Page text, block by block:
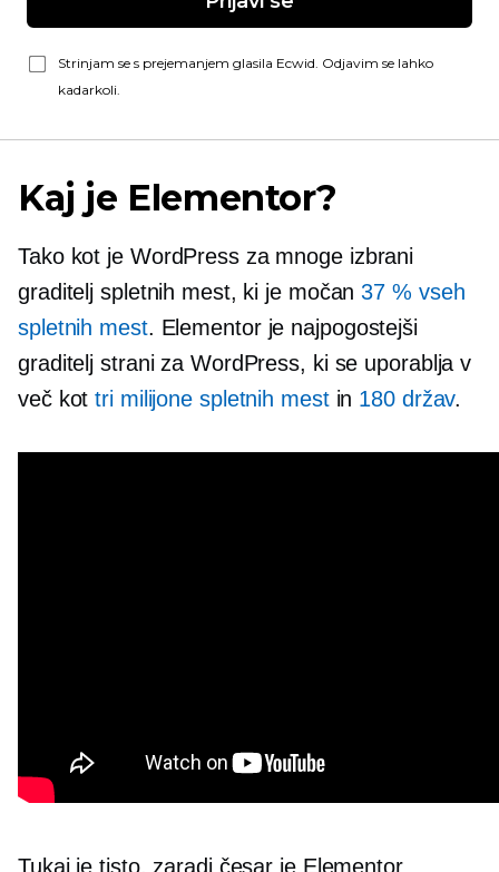
Strinjam se s prejemanjem glasila Ecwid. Odjavim se lahko
kadarkoli.
Kaj je Elementor?
Tako kot je WordPress za mnoge izbrani
graditelj spletnih mest, ki je močan37 % vseh
spletnih mest. Elementor je najpogostejši
graditelj strani za WordPress, ki se uporablja v
več kottri milijone spletnih mestin 180 držav.
Tukaj je tisto, zaradi česar je Elementor